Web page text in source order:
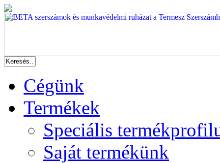
Cégünk
Termékek
Speciális
Saját termékünk